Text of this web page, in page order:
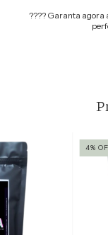
???? Garanta agora
4%